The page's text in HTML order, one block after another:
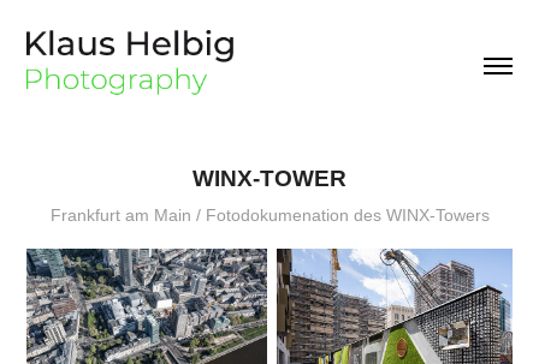
WINX-TOWER
Frankfurt am Main / Fotodokumenation des WINX-Towers